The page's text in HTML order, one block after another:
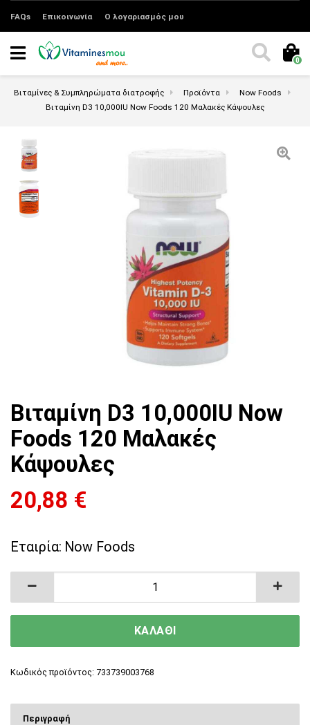
FAQs Επικοινωνία Ο λογαριασμός μου
0
Βιταμίνες & Συμπληρώματα διατροφής Προϊόντα
Now Foods
Βιταμίνη D3 10,000IU Now Foods 120 Mαλακές Kάψουλες
Βιταμίνη D3 10,000IU Now
Foods 120 Mαλακές
Kάψουλες
20,88 €
Εταιρία: Now Foods
Βιταμίνη D3 10,000IU Now Foods 120
ΚΑΛΑΘΙ
Κωδικός προϊόντος: 733739003768
Περιγραφή